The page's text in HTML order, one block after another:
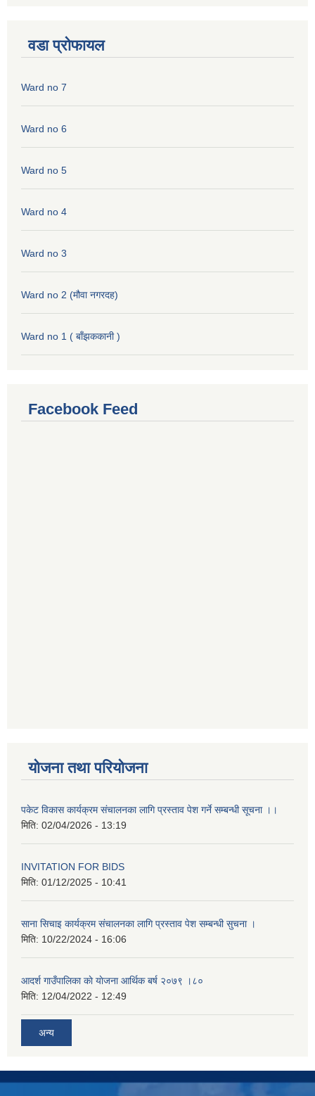
वडा प्रोफायल
Ward no 7
Ward no 6
Ward no 5
Ward no 4
Ward no 3
Ward no 2 (मौवा नगरदह)
Ward no 1 ( बाँझककानी )
Facebook Feed
योजना तथा परियोजना
पकेट विकास कार्यक्रम संचालनका लागि प्रस्ताव पेश गर्ने सम्बन्धी सूचना ।।
मिति: 02/04/2026 - 13:19
INVITATION FOR BIDS
मिति: 01/12/2025 - 10:41
साना सिचाइ कार्यक्रम संचालनका लागि प्रस्ताव पेश सम्बन्धी सुचना ।
मिति: 10/22/2024 - 16:06
आदर्श गाउँपालिका काे याेजना आर्थिक बर्ष २०७९ ।८०
मिति: 12/04/2022 - 12:49
अन्य